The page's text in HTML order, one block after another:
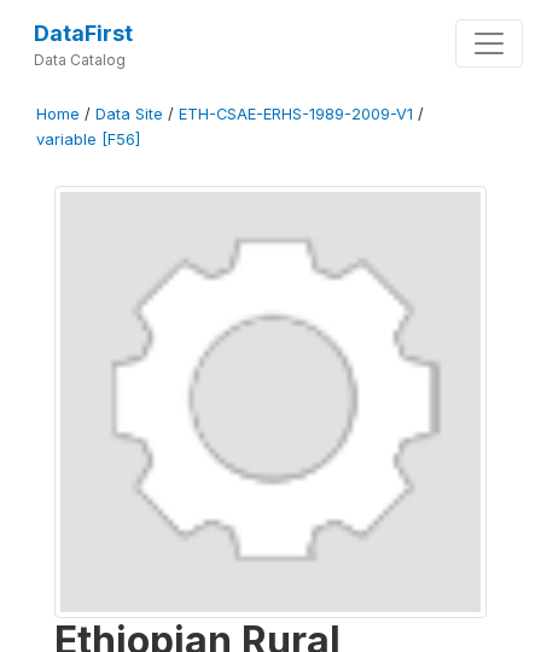
DataFirst
Data Catalog
Home / Data Site / ETH-CSAE-ERHS-1989-2009-V1 /
variable [F56]
Ethiopian Rural